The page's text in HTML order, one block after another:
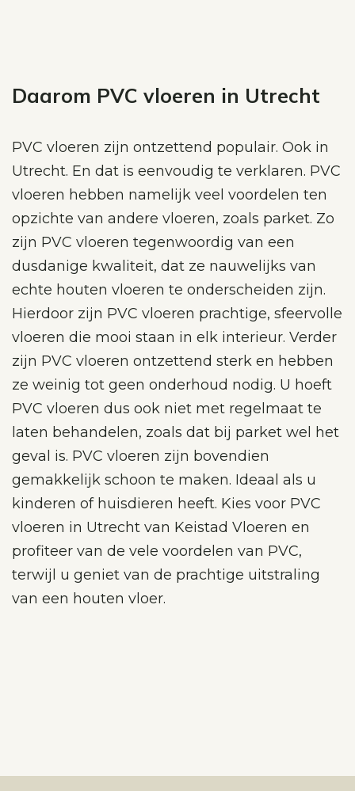
Daarom PVC vloeren in Utrecht
PVC vloeren zijn ontzettend populair. Ook in
Utrecht. En dat is eenvoudig te verklaren. PVC
vloeren hebben namelijk veel voordelen ten
opzichte van andere vloeren, zoals parket. Zo
zijn PVC vloeren tegenwoordig van een
dusdanige kwaliteit, dat ze nauwelijks van
echte houten vloeren te onderscheiden zijn.
Hierdoor zijn PVC vloeren prachtige, sfeervolle
vloeren die mooi staan in elk interieur. Verder
zijn PVC vloeren ontzettend sterk en hebben
ze weinig tot geen onderhoud nodig. U hoeft
PVC vloeren dus ook niet met regelmaat te
laten behandelen, zoals dat bij parket wel het
geval is. PVC vloeren zijn bovendien
gemakkelijk schoon te maken. Ideaal als u
kinderen of huisdieren heeft. Kies voor PVC
vloeren in Utrecht van Keistad Vloeren en
profiteer van de vele voordelen van PVC,
terwijl u geniet van de prachtige uitstraling
van een houten vloer.